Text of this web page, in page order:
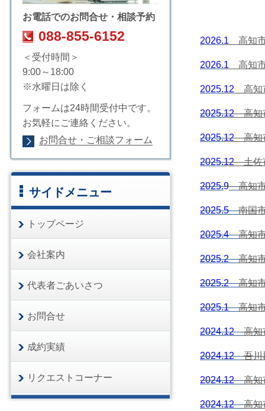
2026.1 高知
2026.1 高知
2025.12 高知
2025.12高知
2025.12高知
2025.12土佐
2025.9 高知
2025.5 南国
2025.4 高知
2025.2 高知
2025.2 高知
2025.1 高知
2024.12 高
2024.12 吾
2024.12 高
2024.12 高
お電話でのお問合せ・相談予約
088-855-6152
＜受付時間＞
9:00～18:00
※水曜日は除く
フォームは24時間受付中です。
お気軽にご連絡ください。
お問合せ・ご相談フォーム
サイドメニュー
トップページ
会社案内
代表者ごあいさつ
お問合せ
成約実績
リクエストコーナー